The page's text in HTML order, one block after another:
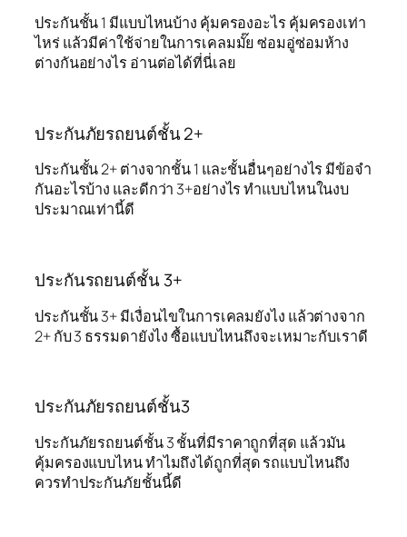
ประกันชั้น 1 มีแบบไหนบ้าง คุ้มครองอะไร คุ้มครองเท่า
ไหร่ แล้วมีค่าใช้จ่ายในการเคลมมั๊ย ซ่อมอู่ซ่อมห้าง
ต่างกันอย่างไร อ่านต่อได้ที่นี่เลย
ประกันภัยรถยนต์ชั้น 2+
ประกันชั้น 2+ ต่างจากชั้น 1 และชั้นอื่นๆอย่างไร มีข้อจำ
กันอะไรบ้าง และดีกว่า 3+อย่างไร ทำแบบไหนในงบ
ประมาณเท่านี้ดี
ประกันรถยนต์ชั้น 3+
ประกันชั้น 3+ มีเงื่อนไขในการเคลมยังไง แล้วต่างจาก
2+ กับ 3 ธรรมดายังไง ซื้อแบบไหนถึงจะเหมาะกับเราดี
ประกันภัยรถยนต์ชั้น3
ประกันภัยรถยนต์ชั้น 3 ชั้นที่มีราคาถูกที่สุด แล้วมัน
คุ้มครองแบบไหน ทำไมถึงได้ถูกที่สุด รถแบบไหนถึง
ควรทำประกันภัยชั้นนี้ดี